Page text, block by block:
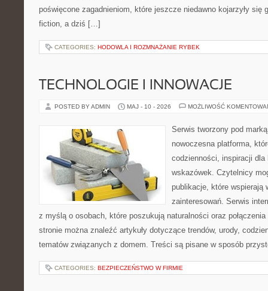
poświęcone zagadnieniom, które jeszcze niedawno kojarzyły się
fiction, a dziś […]
CATEGORIES: HODOWLA I ROZMNAŻANIE RYBEK
TECHNOLOGIE I INNOWACJE
POSTED BY ADMIN MAJ - 10 - 2026 MOŻLIWOŚĆ
Serwis tworzony pod
nowoczesna platforma,
codzienności, inspiracji
wskazówek. Czytelnicy
publikacje, które wspierają
zainteresowań. Serwis
z myślą o osobach, które poszukują naturalności oraz
stronie można znaleźć artykuły dotyczące trendów, urody,
tematów związanych z domem. Treści są pisane w sposób
CATEGORIES: BEZPIECZEŃSTWO W FIRMIE